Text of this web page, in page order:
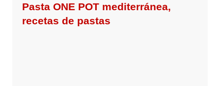
Pasta ONE POT mediterránea,
recetas de pastas